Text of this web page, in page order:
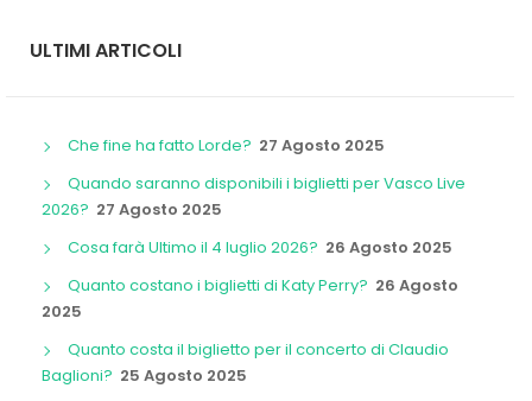
ULTIMI ARTICOLI
Che fine ha fatto Lorde? 27 Agosto 2025
Quando saranno disponibili i biglietti per Vasco Live
2026? 27 Agosto 2025
Cosa farà Ultimo il 4 luglio 2026? 26 Agosto 2025
Quanto costano i biglietti di Katy Perry? 26 Agosto
2025
Quanto costa il biglietto per il concerto di Claudio
Baglioni? 25 Agosto 2025